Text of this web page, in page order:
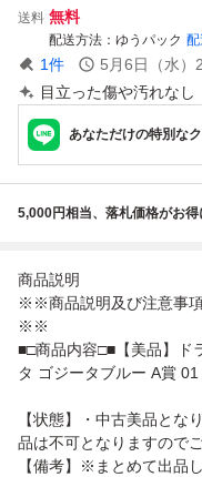
送料 無料
配送方法 ゆうパック
1件 5月6日（水）
目立った傷や汚れなし
あなただけの特別な
5,000円相当、落札価格がお得
商品説明
※※商品説明及び注意事
※※
■□商品内容□■【美品】ド
タ ゴジータブルー A賞
【状態】・中古美品とな
品は不可となりますので
【備考】※まとめて出品